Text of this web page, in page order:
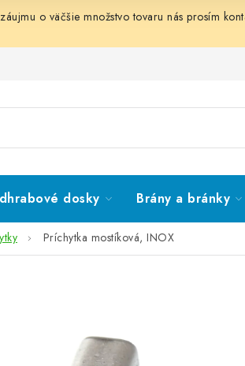
o väčšie množstvo tovaru nás prosím
dosky Brány a bránky
Príchytka mostíková, INOX